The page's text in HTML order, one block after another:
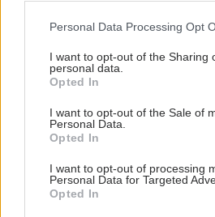
Please note that this website/app
not limited to your visit or usage
grant or deny consent to Google
use your data for below specified
consent section.
Personal Data Processing Opt
I want to opt-out of the Sharing
personal data.
Opted In
I want to opt-out of the Sale of
Personal Data.
Opted In
I want to opt-out of processing
Personal Data for Targeted
Opted In